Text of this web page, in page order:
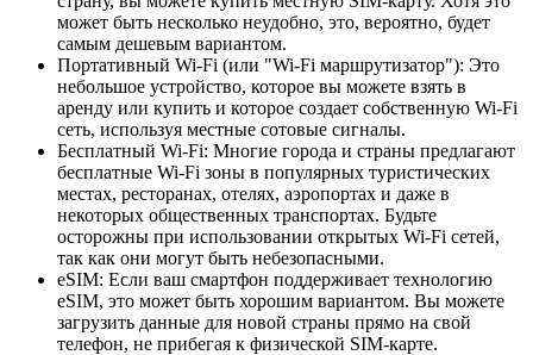
может быть несколько неудобно, это, вероятно, будет
самым дешевым вариантом.
Портативный Wi-Fi (или "Wi-Fi маршрутизатор"): Это
небольшое устройство, которое вы можете взять в
аренду или купить и которое создает собственную Wi-Fi
сеть, используя местные сотовые сигналы.
Бесплатный Wi-Fi: Многие города и страны предлагают
бесплатные Wi-Fi зоны в популярных туристических
местах, ресторанах, отелях, аэропортах и даже в
некоторых общественных транспортах. Будьте
осторожны при использовании открытых Wi-Fi сетей,
так как они могут быть небезопасными.
eSIM: Если ваш смартфон поддерживает технологию
eSIM, это может быть хорошим вариантом. Вы можете
загрузить данные для новой страны прямо на свой
телефон, не прибегая к физической SIM-карте.